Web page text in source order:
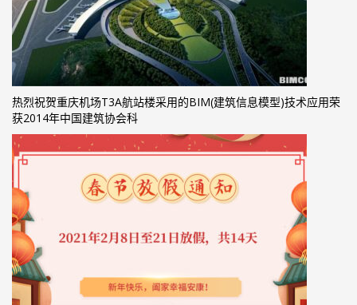
热烈祝贺重庆机场T3A航站楼采用的BIM(建筑信息模型)技术应用荣
获2014年中国建筑协会科